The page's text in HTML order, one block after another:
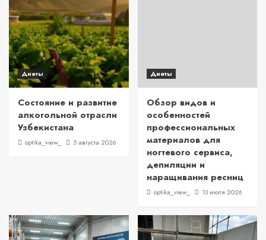
Диеты
Состояние и развитие
алкогольной отрасли
Узбекистана
optika_view_ 5 августа 2026
Диеты
Обзор видов и
особенностей
профессиональных
материалов для
ногтевого сервиса,
депиляции и
наращивания ресниц
optika_view_ 13 июля 2026